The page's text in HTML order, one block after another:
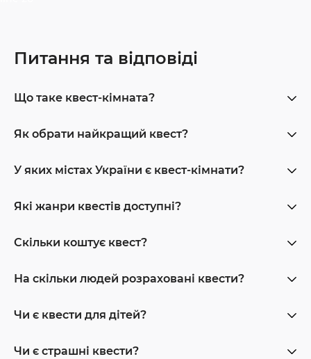
Питання та відповіді
Що таке квест-кімната?
Як обрати найкращий квест?
У яких містах України є квест-кімнати?
Які жанри квестів доступні?
Скільки коштує квест?
На скільки людей розраховані квести?
Чи є квести для дітей?
Чи є страшні квести?